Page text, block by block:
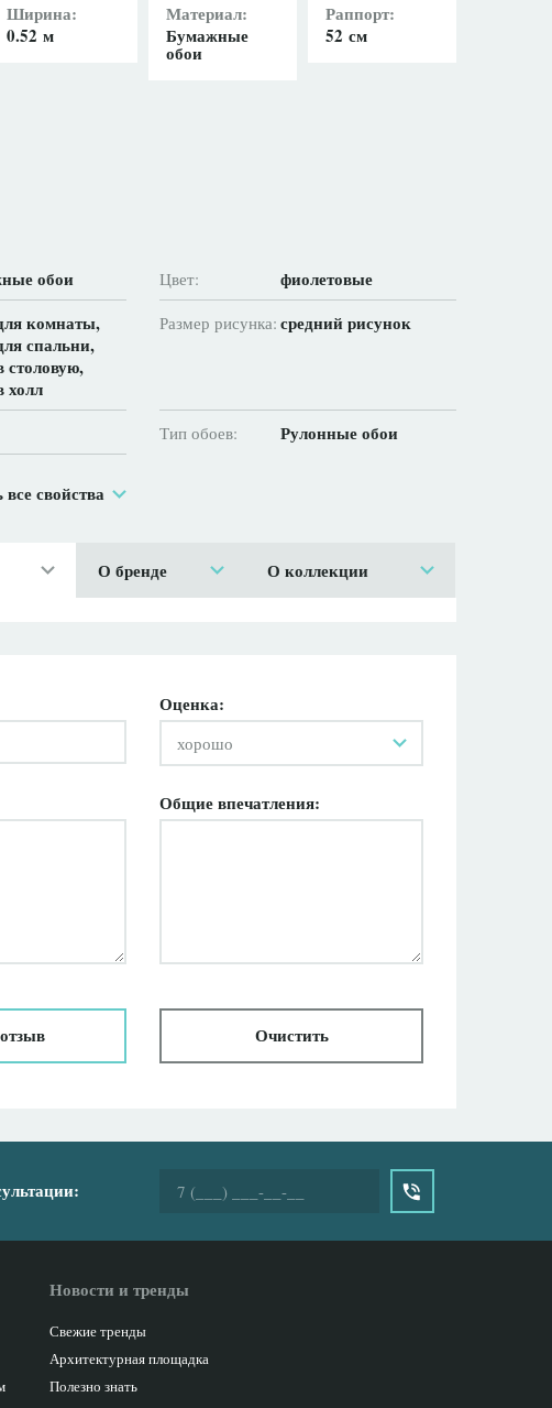
Ширина:
0.52 м
Материал:
Бумажные
обои
Раппорт:
52 см
обои Цвет: фиолетовые
комнаты,
спальни,
столовую,
холл
Размер рисунка: средний рисунок
Тип обоев: Рулонные обои
свойства
О бренде О коллекции
Оценка:
хорошо
Общие впечатления:
Очистить
Новости и тренды
Свежие тренды
Архитектурная площадка
Полезно знать